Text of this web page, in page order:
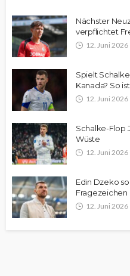
Nächster
verpflichtet
12. Juni 2026
Spielt
Kanada? So
12. Juni 2026
Schalke-Flop
Wüste
12. Juni 2026
Edin Dzeko
Fragezeichen
12. Juni 2026